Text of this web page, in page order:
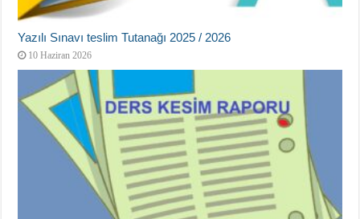
Yazılı Sınavı teslim Tutanağı 2025 / 2026
10 Haziran 2026